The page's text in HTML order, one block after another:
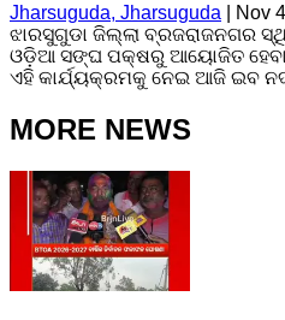
Jharsuguda, Jharsuguda
Nov
ଝାରସୁଗୁଡା ଜିଲ୍ଲା ବ୍ରଜରାଜନଗର
ଓଡ଼ିଆ ସଙ୍ଘ ପକ୍ଷରୁ ଆୟୋଜିତ ହେବାକୁ
ଏହି କାର୍ଯ୍ୟକ୍ରମକୁ ନେଇ ଆଜି ଇବ
MORE NEWS